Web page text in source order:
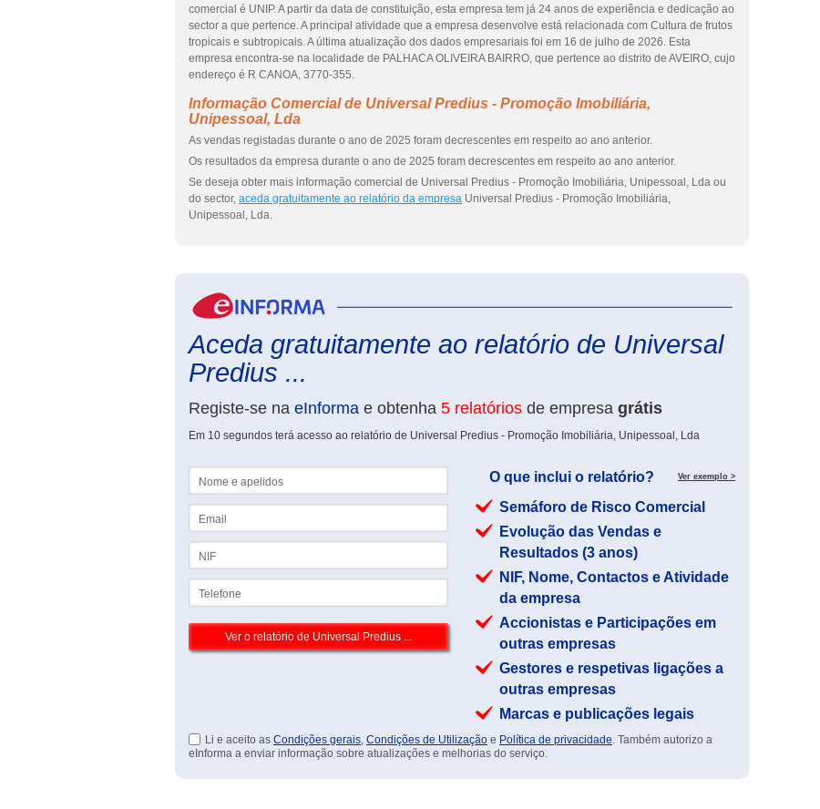
comercial é UNIP. A partir da data de constituição, esta empresa tem já 24 anos de experiência e dedicação ao
sector a que pertence. A principal atividade que a empresa desenvolve está relacionada com Cultura de frutos
tropicais e subtropicais. A última atualização dos dados empresariais foi em 16 de julho de 2026. Esta
empresa encontra-se na localidade de PALHACA OLIVEIRA BAIRRO, que pertence ao distrito de AVEIRO, cujo
endereço é R CANOA, 3770-355.
Informação Comercial de Universal Predius - Promoção Imobiliária,
Unipessoal, Lda
As vendas registadas durante o ano de 2025 foram decrescentes em respeito ao ano anterior.
Os resultados da empresa durante o ano de 2025 foram decrescentes em respeito ao ano anterior.
Se deseja obter mais informação comercial de Universal Predius - Promoção Imobiliária, Unipessoal, Lda ou
do sector, aceda gratuitamente ao relatório da empresa Universal Predius - Promoção Imobiliária,
Unipessoal, Lda.
Aceda gratuitamente ao relatório de Universal
Predius ...
Registe-se na eInforma e obtenha 5 relatórios de empresa grátis
Em 10 segundos terá acesso ao relatório de Universal Predius - Promoção Imobiliária, Unipessoal, Lda
O que inclui o relatório? Ver exemplo >
Semáforo de Risco Comercial
Evolução das Vendas e
Resultados (3 anos)
NIF, Nome, Contactos e Atividade
da empresa
Accionistas e Participações em
outras empresas
Gestores e respetivas ligações a
outras empresas
Marcas e publicações legais
Li e aceito as Condições gerais, Condições de Utilização e Política de privacidade. Também autorizo a
eInforma a enviar informação sobre atualizações e melhorias do serviço.